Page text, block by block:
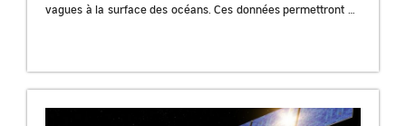
vagues à la surface des océans. Ces données permettront de